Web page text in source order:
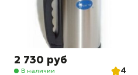
2 730 руб
В наличии
4